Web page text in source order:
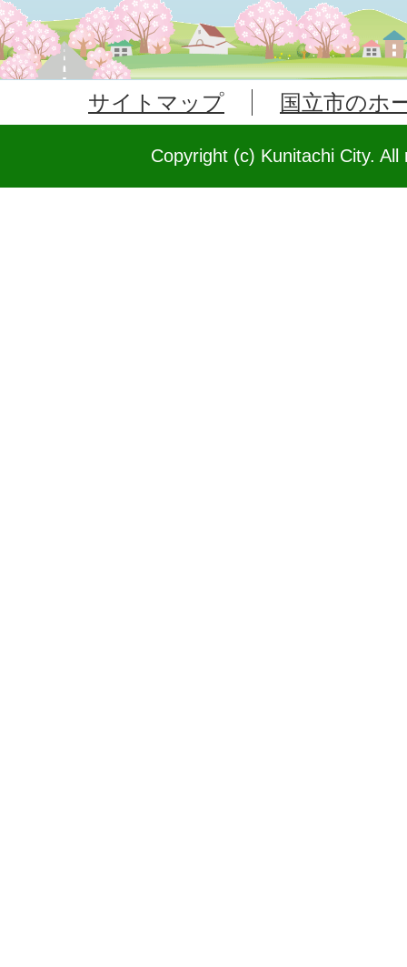
サイトマップ 国立市のホ
Copyright (c) Kunitachi City.